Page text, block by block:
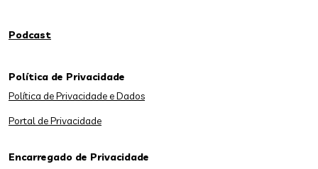
Podcast
Política de Privacidade
Política de Privacidade e Dados
Portal de Privacidade
Encarregado de Privacidade